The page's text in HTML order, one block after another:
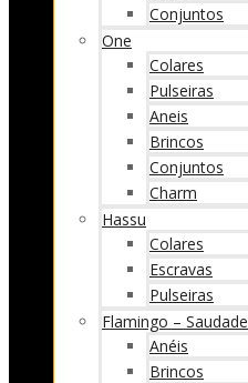
Conjuntos
One
Colares
Pulseiras
Aneis
Brincos
Conjuntos
Charm
Hassu
Colares
Escravas
Pulseiras
Flamingo – Saudade
Anéis
Brincos